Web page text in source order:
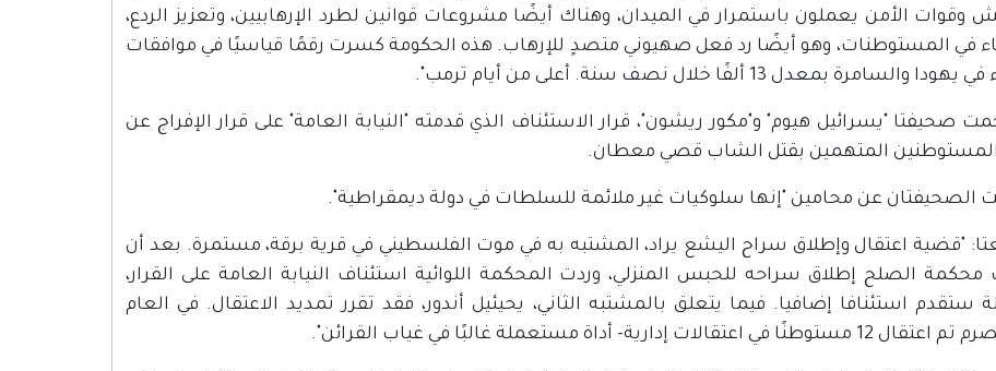
وقوات الأمن يعملون باستمرار في الميدان، وهناك أيضًا مشروعات قوانين لطرد الإرهابيين، وتعزيز الردع،
في المستوطنات، وهو أيضًا رد فعل صهيوني متصدٍ للإرهاب. هذه الحكومة كسرت رقمًا قياسيًا في موافقات
والسامرة بمعدل 13 ألفًا خلال نصف سنة. أعلى من أيام ترمب".
صحيفتا "يسرائيل هيوم" و"مكور ريشون"، قرار الاستئناف الذي قدمته "النيابة العامة" على قرار الإفراج عن
المستوطنين المتهمين بقتل الشاب قصي معطان.
الصحيفتان عن محامين "إنها سلوكيات غير ملائمة للسلطات في دولة ديمقراطية".
"قضية اعتقال وإطلاق سراح اليشع يراد، المشتبه به في موت الفلسطيني في قرية برقة، مستمرة. بعد أن
محكمة الصلح إطلاق سراحه للحبس المنزلي، وردت المحكمة اللوائية استئناف النيابة العامة على القرار،
ستقدم استئنافا إضافيا. فيما يتعلق بالمشتبه الثاني، يحيئيل أندور، فقد تقرر تمديد الاعتقال. في العام
مستوطنًا في اعتقالات إدارية- أداة مستعملة غالبًا في غياب القرائن".